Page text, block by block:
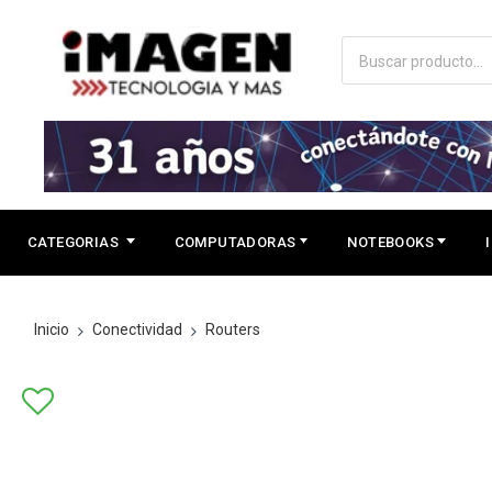
CATEGORIAS COMPUTADORAS NOTEBOOKS
Inicio Conectividad Routers